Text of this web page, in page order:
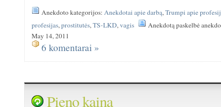
Anekdoto kategorijos:Anekdotai apie darbą,Trumpi apie
profesijas,prostitutės,TS-LKD,vagis
Anekdotą paskelbė
May 14, 2011
6 komentarai »
Pieno kaina